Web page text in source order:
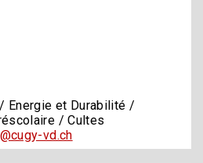
Energie et Durabilité /
/ Cultes
vd.ch